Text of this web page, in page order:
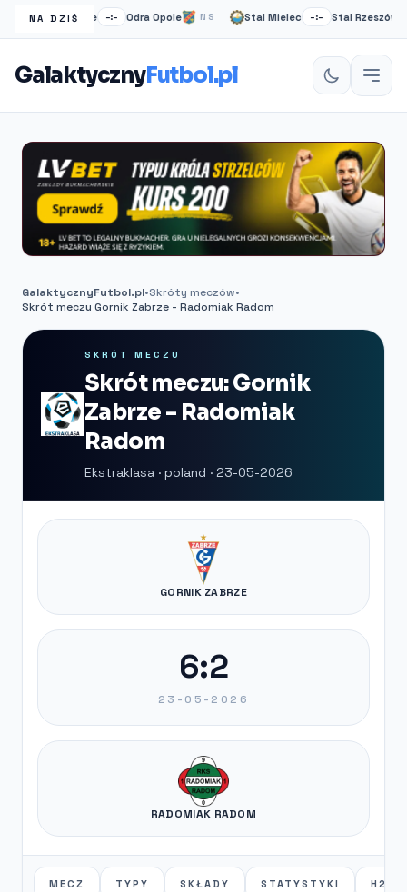
NA DZIŚ
Niepołomice –:– Odra Opole NS Stal Mielec –:– Stal Rzeszów
GalaktycznyFutbol.pl
GalaktycznyFutbol.pl•Skróty meczów•
Skrót meczu Gornik Zabrze - Radomiak Radom
SKRÓT MECZU
Skrót meczu: Gornik
Zabrze - Radomiak
Radom
Ekstraklasa · poland · 23-05-2026
GORNIK ZABRZE
6:2
23-05-2026
RADOMIAK RADOM
MECZ TYPY SKŁADY STATYSTYKI H2H